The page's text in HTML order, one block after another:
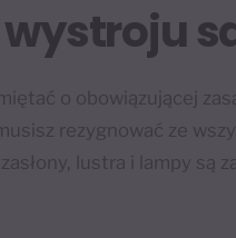
o obowiązującej
rezygnować ze
lustra i lampy są